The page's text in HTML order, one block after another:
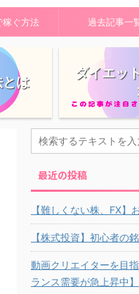
稼ぐ方法 過去記事一
は
ダイエッ
最近の投稿
【難しくない株、FX】
【株式投資】初心者の
動画クリエイターを目
ランス需要が急上昇中】